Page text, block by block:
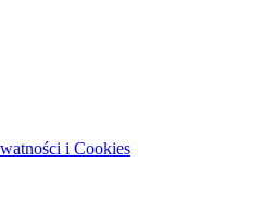
i Cookies